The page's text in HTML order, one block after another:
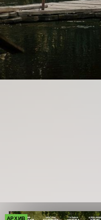
АРХИВ